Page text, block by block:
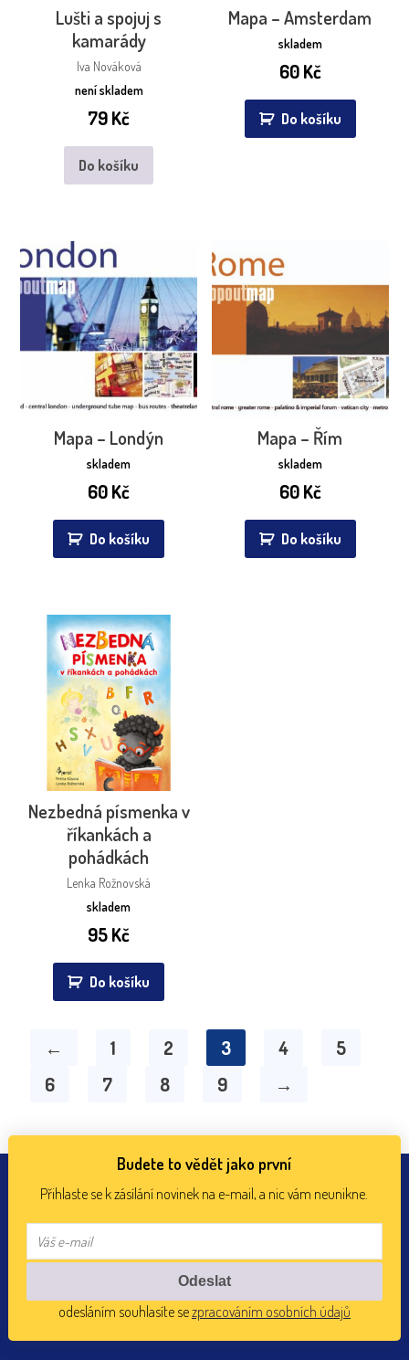
Lušti a spojuj s
kamarády
Iva Nováková
není skladem
79Kč
Do košíku
Mapa – Amsterdam
skladem
60Kč
Do košíku
Mapa – Londýn
skladem
60Kč
Do košíku
Mapa – Řím
skladem
60Kč
Do košíku
Nezbedná písmenka v
říkankách a
pohádkách
Lenka Rožnovská
skladem
95Kč
Do košíku
← 1 2 3 4
5
6
7 8 9 →
Budete to vědět jako první
Přihlaste se k zásílání novinek na e-mail, a nic vám neunikne.
odesláním souhlasíte sezpracováním osobních údajů